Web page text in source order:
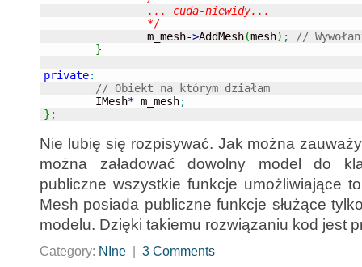
		*/
m_mesh->AddMesh(mesh) ;
//
}
private:
// Obiekt na którym działam
	IMesh
* m_mesh;
} ;
Nie lubię się rozpisywać. Jak można
można załadować dowolny model do
publiczne wszystkie funkcje umożliwiające
Mesh posiada publiczne funkcje służące
modelu. Dzięki takiemu rozwiązaniu kod jest
Category: NIne 3 Comments